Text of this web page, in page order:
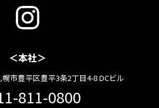
＜本社＞
市豊平区豊平3条2丁目4-8 DCビル
811-0800